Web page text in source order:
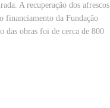
A recuperação dos afrescos
financiamento da Fundação
das obras foi de cerca de 800